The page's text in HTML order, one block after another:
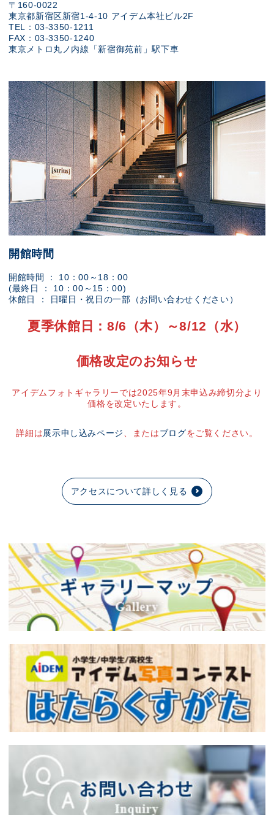
〒160-0022
東京都新宿区新宿1-4-10 アイデム本社ビル2F
TEL：03-3350-1211
FAX：03-3350-1240
東京メトロ丸ノ内線「新宿御苑前」駅下車
開館時間
開館時間 ： 10：00～18：00
(最終日 ： 10：00～15：00)
休館日 ： 日曜日・祝日の一部（お問い合わせください）
夏季休館日：8/6（木）～8/12（水）
価格改定のお知らせ
アイデムフォトギャラリーでは2025年9月末申込み締切分より
価格を改定いたします。
詳細は展示申し込みページ 、またはブログをご覧ください。
アクセスについて詳しく見る